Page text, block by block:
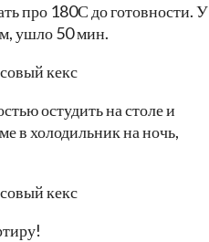
про 180С до готовности. У
ушло 50 мин.
остудить на столе и
в холодильник на ночь,